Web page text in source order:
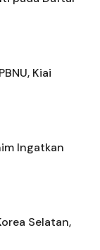
Kiai
Ingatkan
Selatan,